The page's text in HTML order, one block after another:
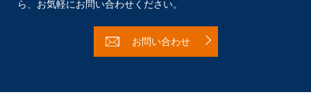
ら、 お気軽にお問い合わせください。
お問い合わせ